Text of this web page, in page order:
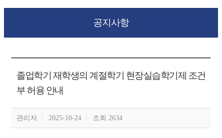
공지사항
졸업학기 재학생의 계절학기 현장실습학기제 조건
부 허용 안내
관리자 2025-10-24 조회 2634